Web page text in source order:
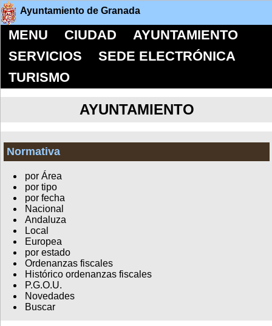
Ayuntamiento de Granada
MENU CIUDAD
AYUNTAMIENTO
SERVICIOS
SEDE ELECTRÓNICA
TURISMO
AYUNTAMIENTO
Normativa
por Área
por tipo
por fecha
Nacional
Andaluza
Local
Europea
por estado
Ordenanzas fiscales
Histórico ordenanzas fiscales
P.G.O.U.
Novedades
Buscar